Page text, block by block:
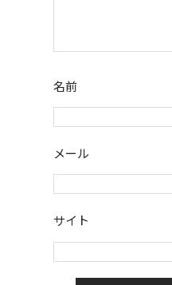
名前
メール
サイト